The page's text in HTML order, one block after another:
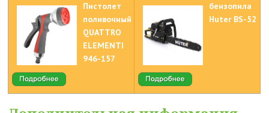
Пистолет
поливочный
QUATTRO
ELEMENTI
946-157
бензопила
Huter BS-52